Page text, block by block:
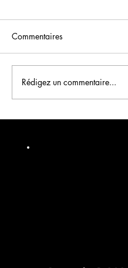
Commentaires
Rédigez un commentaire...